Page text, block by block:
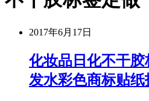
2017年6月17日
化妆品日化不干
发水彩色商标贴